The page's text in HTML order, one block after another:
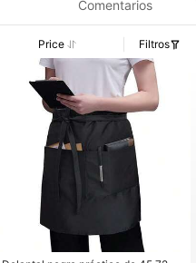
Comentarios
Price Filtros